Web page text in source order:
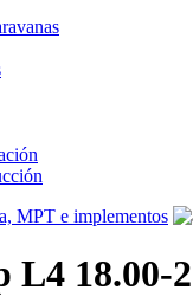
MPT e implementos
18.00-